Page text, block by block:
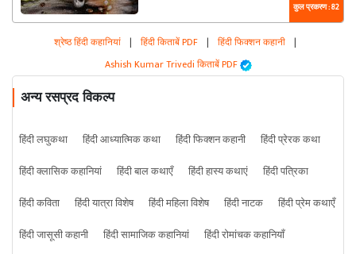
कुल प्रकरण : 82
श्रेष्ठ हिंदी कहानियां | हिंदी किताबें PDF | हिंदी फिक्शन कहानी |
Ashish Kumar Trivedi किताबें PDF
अन्य रसप्रद विकल्प
हिंदी लघुकथा हिंदी आध्यात्मिक कथा हिंदी फिक्शन कहानी
हिंदी प्रेरक कथा
हिंदी क्लासिक कहानियां
हिंदी बाल कथाएँ हिंदी हास्य कथाएं
हिंदी पत्रिका
हिंदी कविता
हिंदी यात्रा विशेष हिंदी महिला विशेष हिंदी नाटक
हिंदी प्रेम कथाएँ
हिंदी जासूसी कहानी
हिंदी सामाजिक कहानियां हिंदी रोमांचक कहानियाँ